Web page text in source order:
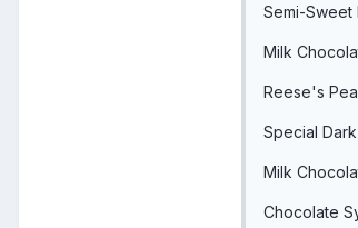
Semi-Sweet
Milk
Reese's
Special
Milk
Chocolate